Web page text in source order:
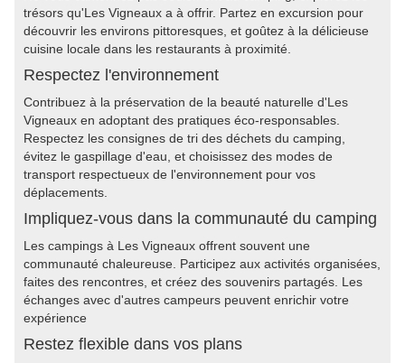
trésors qu'Les Vigneaux a à offrir. Partez en excursion pour
découvrir les environs pittoresques, et goûtez à la délicieuse
cuisine locale dans les restaurants à proximité.
Respectez l'environnement
Contribuez à la préservation de la beauté naturelle d'Les
Vigneaux en adoptant des pratiques éco-responsables.
Respectez les consignes de tri des déchets du camping,
évitez le gaspillage d'eau, et choisissez des modes de
transport respectueux de l'environnement pour vos
déplacements.
Impliquez-vous dans la communauté du camping
Les campings à Les Vigneaux offrent souvent une
communauté chaleureuse. Participez aux activités organisées,
faites des rencontres, et créez des souvenirs partagés. Les
échanges avec d'autres campeurs peuvent enrichir votre
expérience
Restez flexible dans vos plans